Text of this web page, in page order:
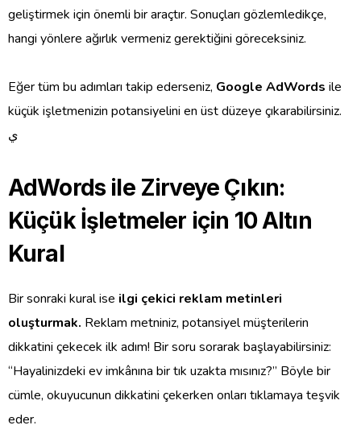
geliştirmek için önemli bir araçtır. Sonuçları gözlemledikçe,
hangi yönlere ağırlık vermeniz gerektiğini göreceksiniz.
Eğer tüm bu adımları takip ederseniz, Google AdWords ile
küçük işletmenizin potansiyelini en üst düzeye çıkarabilirsiniz.
ي
AdWords ile Zirveye Çıkın:
Küçük İşletmeler için 10 Altın
Kural
Bir sonraki kural ise ilgi çekici reklam metinleri
oluşturmak. Reklam metniniz, potansiyel müşterilerin
dikkatini çekecek ilk adım! Bir soru sorarak başlayabilirsiniz:
“Hayalinizdeki ev imkânına bir tık uzakta mısınız?” Böyle bir
cümle, okuyucunun dikkatini çekerken onları tıklamaya teşvik
eder.